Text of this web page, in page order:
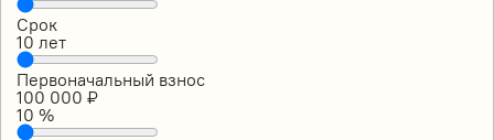
Срок
10 лет
Первоначальный взнос
100 000 ₽
10 %